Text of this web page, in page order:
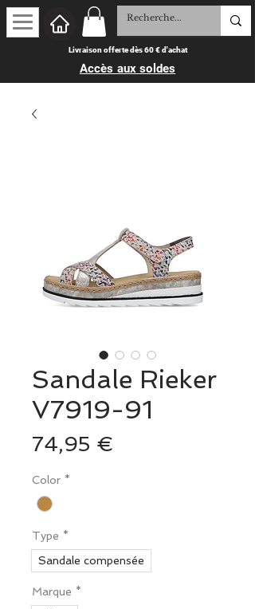
Livraison offerte dès 60 € d'achat
Accès aux soldes
Sandale Rieker
V7919-91
74,95 €
Color *
Type *
Sandale compensée
Marque *